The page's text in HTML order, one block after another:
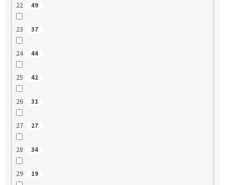
22 49
23 37
24 44
25 42
26 31
27 27
28 34
29 19